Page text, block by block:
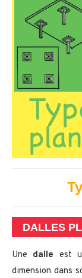
DALLES
Une dalle est
dimension dans